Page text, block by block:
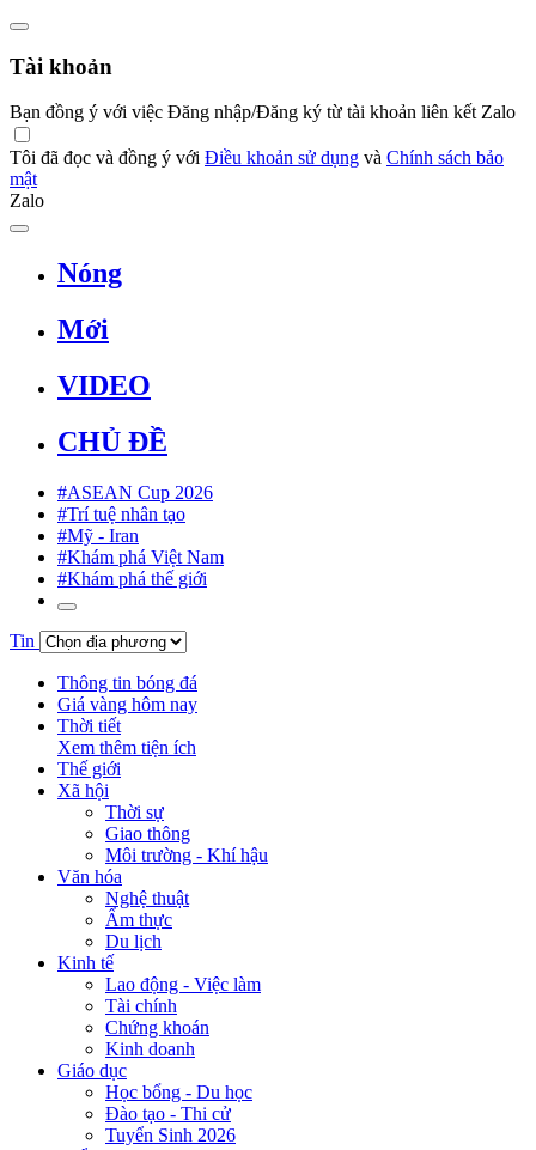
Tài khoản
Bạn đồng ý với việc Đăng nhập/Đăng ký từ tài khoản liên kết Zalo
Tôi đã đọc và đồng ý với Điều khoản sử dụng và Chính sách bảo
mật
Zalo
Nóng
Mới
VIDEO
CHỦ ĐỀ
#ASEAN Cup 2026
#Trí tuệ nhân tạo
#Mỹ - Iran
#Khám phá Việt Nam
#Khám phá thế giới
Tin
Thông tin bóng đá
Giá vàng hôm nay
Thời tiết
Xem thêm tiện ích
Thế giới
Xã hội
Thời sự
Giao thông
Môi trường - Khí hậu
Văn hóa
Nghệ thuật
Ẩm thực
Du lịch
Kinh tế
Lao động - Việc làm
Tài chính
Chứng khoán
Kinh doanh
Giáo dục
Học bổng - Du học
Đào tạo - Thi cử
Tuyển Sinh 2026